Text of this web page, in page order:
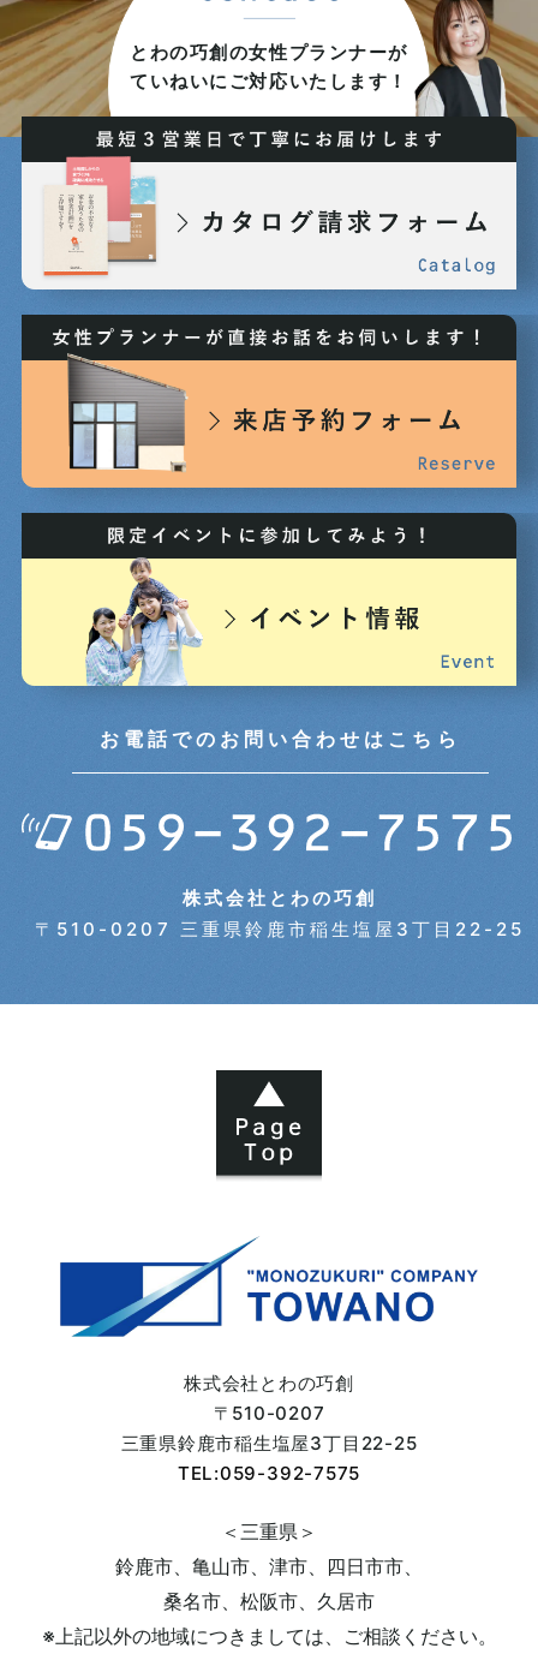
2025年06月 (6)
2025年05月 (5)
2025年04月 (8)
2025年03月 (7)
2025年01月 (5)
2024年12月 (3)
2024年11月 (3)
2024年10月 (6)
2024年09月 (5)
2024年08月 (5)
2024年05月 (7)
2023年12月 (2)
2023年10月 (7)
2023年08月 (5)
2023年07月 (6)
とわの巧創の女性プランナーが
ていねいにご対応いたします！
お電話でのお問い合わせはこちら
株式会社とわの巧創
〒510-0207 三重県鈴鹿市稲生塩屋3丁目22-25
株式会社とわの巧創
〒510-0207
三重県鈴鹿市稲生塩屋3丁目22-25
TEL:059-392-7575
＜三重県＞
鈴鹿市、亀山市、津市、四日市市、
桑名市、松阪市、久居市
※上記以外の地域につきましては、
ご相談ください。